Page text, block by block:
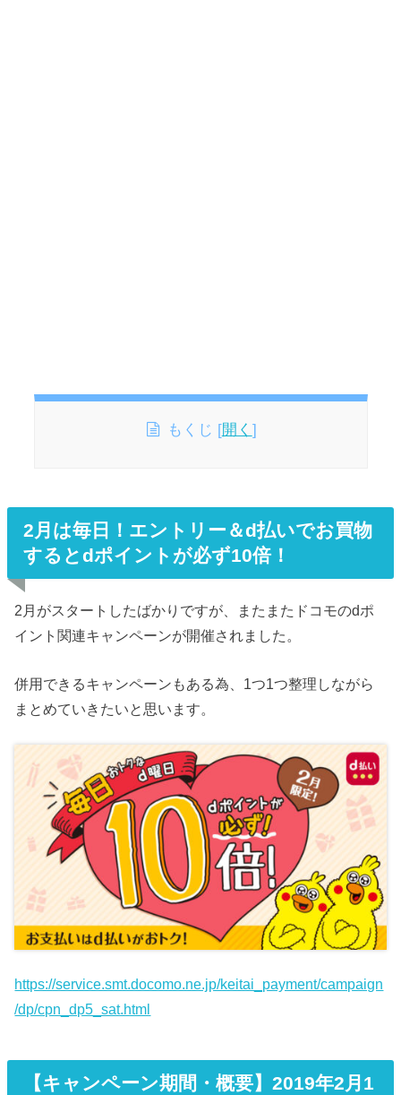
もくじ [開く ]
2月は毎日！エントリー＆d払いでお買物
するとdポイントが必ず10倍！
2月がスタートしたばかりですが、またまたドコモのdポ
イント関連キャンペーンが開催されました。
併用できるキャンペーンもある為、1つ1つ整理しながら
まとめていきたいと思います。
https://service.smt.docomo.ne.jp/keitai_payment/campaign
/dp/cpn_dp5_sat.html
【キャンペーン期間・概要】2019年2月1